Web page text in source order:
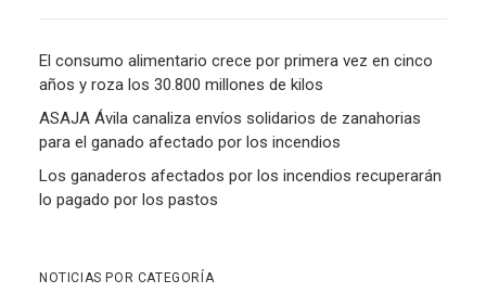
El consumo alimentario crece por primera vez en cinco
años y roza los 30.800 millones de kilos
ASAJA Ávila canaliza envíos solidarios de zanahorias
para el ganado afectado por los incendios
Los ganaderos afectados por los incendios recuperarán
lo pagado por los pastos
NOTICIAS POR CATEGORÍA